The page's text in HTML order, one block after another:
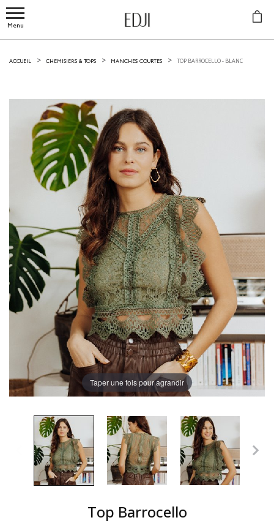
Menu
ACCUEIL CHEMISIERS & TOPS MANCHES COURTES TOP BARROCELLO - BLANC
Taper une fois pour agrandir
Top Barrocello